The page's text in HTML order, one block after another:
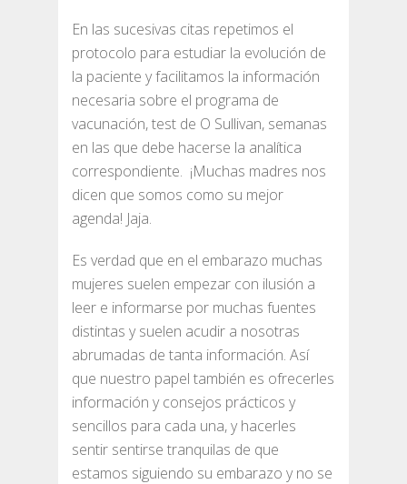
En las sucesivas citas repetimos el
protocolo para estudiar la evolución de
la paciente y facilitamos la información
necesaria sobre el programa de
vacunación, test de O Sullivan, semanas
en las que debe hacerse la analítica
correspondiente. ¡Muchas madres nos
dicen que somos como su mejor
agenda! Jaja.
Es verdad que en el embarazo muchas
mujeres suelen empezar con ilusión a
leer e informarse por muchas fuentes
distintas y suelen acudir a nosotras
abrumadas de tanta información. Así
que nuestro papel también es ofrecerles
información y consejos prácticos y
sencillos para cada una, y hacerles
sentir sentirse tranquilas de que
estamos siguiendo su embarazo y no se